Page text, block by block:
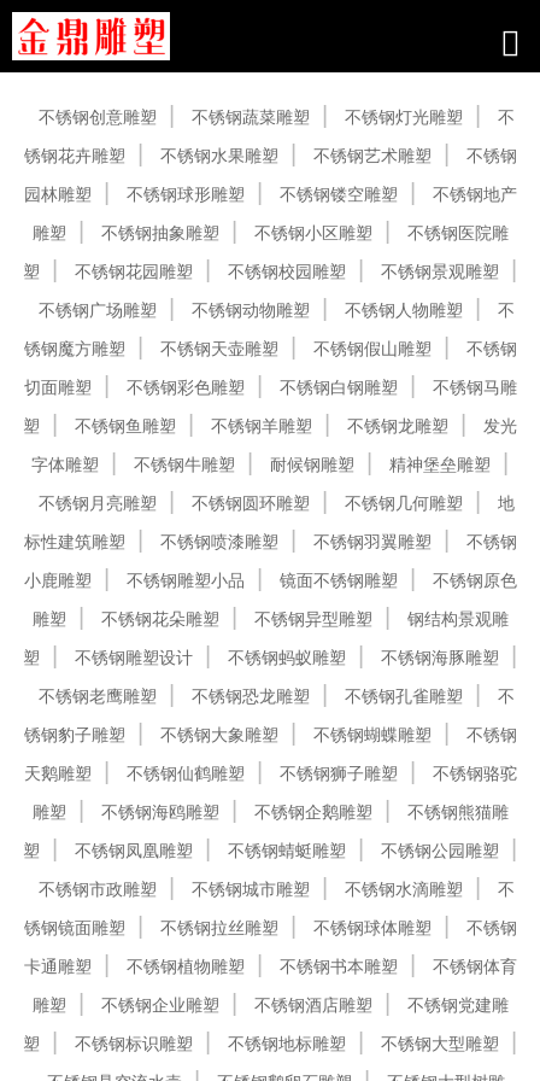
不锈钢创意雕塑 不锈钢蔬菜雕塑 不锈钢灯光雕塑
不
锈钢花卉雕塑
不锈钢水果雕塑 不锈钢艺术雕塑
不锈钢
园林雕塑
不锈钢球形雕塑 不锈钢镂空雕塑
不锈钢地产
雕塑
不锈钢抽象雕塑 不锈钢小区雕塑
不锈钢医院雕
塑
不锈钢花园雕塑 不锈钢校园雕塑
不锈钢景观雕塑
不锈钢广场雕塑
不锈钢动物雕塑 不锈钢人物雕塑
不
锈钢魔方雕塑
不锈钢天壶雕塑 不锈钢假山雕塑
不锈钢
切面雕塑
不锈钢彩色雕塑 不锈钢白钢雕塑
不锈钢马雕
塑
不锈钢鱼雕塑 不锈钢羊雕塑 不锈钢龙雕塑
发光
字体雕塑
不锈钢牛雕塑 耐候钢雕塑
精神堡垒雕塑
不锈钢月亮雕塑
不锈钢圆环雕塑 不锈钢几何雕塑
地
标性建筑雕塑
不锈钢喷漆雕塑 不锈钢羽翼雕塑
不锈钢
小鹿雕塑
不锈钢雕塑小品 镜面不锈钢雕塑
不锈钢原色
雕塑
不锈钢花朵雕塑 不锈钢异型雕塑
钢结构景观雕
塑
不锈钢雕塑设计 不锈钢蚂蚁雕塑
不锈钢海豚雕塑
不锈钢老鹰雕塑
不锈钢恐龙雕塑 不锈钢孔雀雕塑
不
锈钢豹子雕塑
不锈钢大象雕塑 不锈钢蝴蝶雕塑
不锈钢
天鹅雕塑
不锈钢仙鹤雕塑 不锈钢狮子雕塑
不锈钢骆驼
雕塑
不锈钢海鸥雕塑 不锈钢企鹅雕塑
不锈钢熊猫雕
塑
不锈钢凤凰雕塑 不锈钢蜻蜓雕塑
不锈钢公园雕塑
不锈钢市政雕塑
不锈钢城市雕塑 不锈钢水滴雕塑
不
锈钢镜面雕塑
不锈钢拉丝雕塑 不锈钢球体雕塑
不锈钢
卡通雕塑
不锈钢植物雕塑 不锈钢书本雕塑
不锈钢体育
雕塑
不锈钢企业雕塑 不锈钢酒店雕塑
不锈钢党建雕
塑
不锈钢标识雕塑 不锈钢地标雕塑
不锈钢大型雕塑